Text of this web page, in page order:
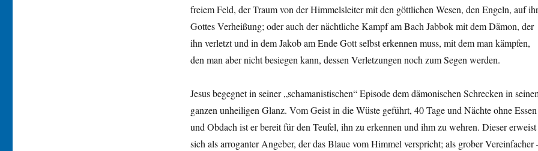
freiem Feld, der Traum von der Himmelsleiter mit den göttlichen Wesen, den Engeln, auf
Gottes Verheißung; oder auch der nächtliche Kampf am Bach Jabbok mit dem Dämon, der
ihn verletzt und in dem Jakob am Ende Gott selbst erkennen muss, mit dem man kämpfen,
den man aber nicht besiegen kann, dessen Verletzungen noch zum Segen werden.
Jesus begegnet in seiner „schamanistischen“ Episode dem dämonischen Schrecken in
ganzen unheiligen Glanz. Vom Geist in die Wüste geführt, 40 Tage und Nächte ohne Essen
und Obdach ist er bereit für den Teufel, ihn zu erkennen und ihm zu wehren. Dieser erweist
sich als arroganter Angeber, der das Blaue vom Himmel verspricht; als grober Vereinfacher